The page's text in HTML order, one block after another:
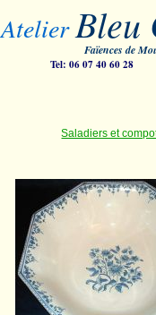
Saladiers et
Faïences de
Tel: 06 07 40 60
AtelierBleu